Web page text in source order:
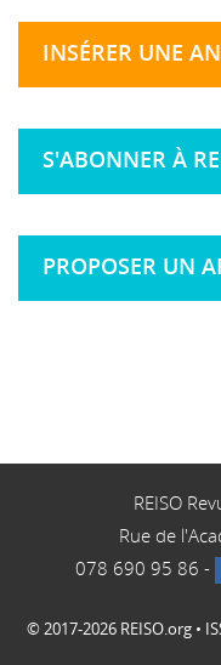
INSÉRER UNE
S'ABONNER À
PROPOSER UN
REISO
Rue de
078 690 95 86 -
© 2017-2026 REISO.org •